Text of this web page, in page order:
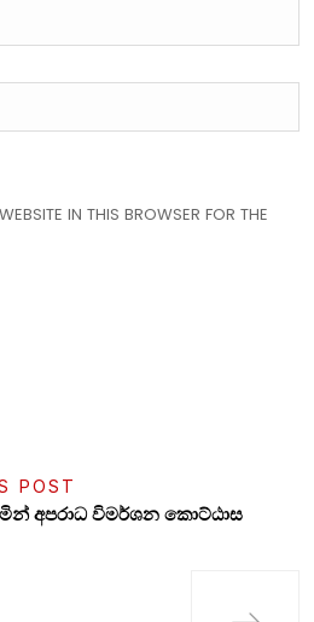
IN THIS BROWSER FOR THE
POST
අපරාධ විමර්ශන කොට්ඨාස